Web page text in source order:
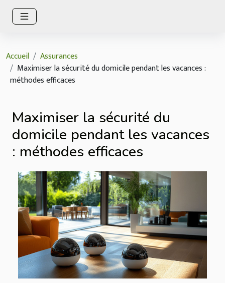
Accueil
Assurances
Maximiser la sécurité du domicile pendant les vacances :
méthodes efficaces
Maximiser la sécurité du
domicile pendant les vacances
: méthodes efficaces